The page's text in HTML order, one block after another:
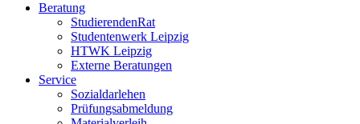
Beratung
StudierendenRat
Studentenwerk Leipzig
HTWK Leipzig
Externe Beratungen
Service
Sozialdarlehen
Prüfungsabmeldung